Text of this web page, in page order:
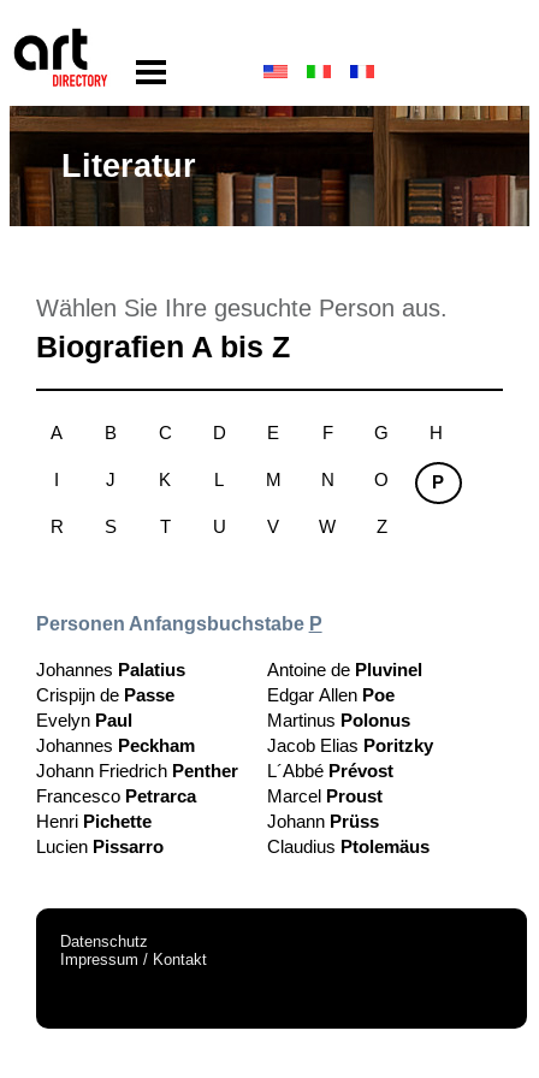
Literatur
Wählen Sie Ihre gesuchte Person aus.
Biografien A bis Z
A B C D E F G H
I J K L M N O P
R S T U V W Z
Personen Anfangsbuchstabe P
Johannes Palatius
Crispijn de Passe
Evelyn Paul
Johannes Peckham
Johann Friedrich Penther
Francesco Petrarca
Henri Pichette
Lucien Pissarro
Antoine de Pluvinel
Edgar Allen Poe
Martinus Polonus
Jacob Elias Poritzky
L´Abbé Prévost
Marcel Proust
Johann Prüss
Claudius Ptolemäus
Datenschutz
Impressum / Kontakt